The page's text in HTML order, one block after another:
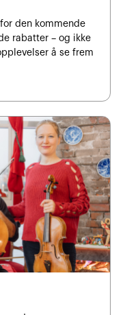
den kommende
rabatter – og ikke
å se frem